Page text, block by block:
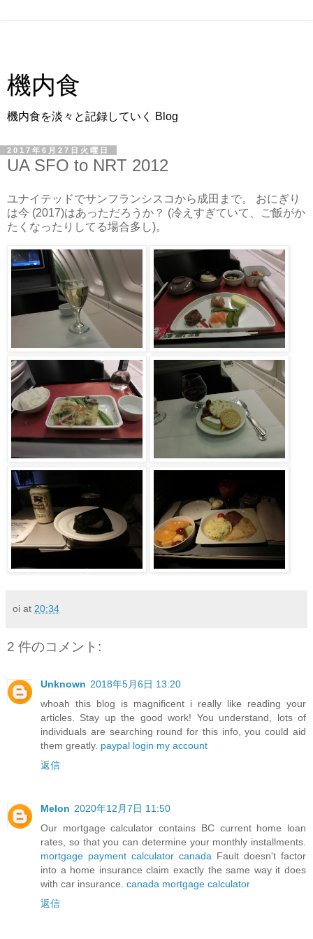
機内食
機内食を淡々と記録していく Blog
2017年6月27日火曜日
UA SFO to NRT 2012
ユナイテッドでサンフランシスコから成田まで。 おにぎり
は今 (2017)はあっただろうか？ (冷えすぎていて、ご飯がか
たくなったりしてる場合多し)。
oi at 20:34
2 件のコメント:
Unknown 2018年5月6日 13:20
whoah this blog is magnificent i really like reading your
articles. Stay up the good work! You understand, lots of
individuals are searching round for this info, you could aid
them greatly. paypal login my account
返信
Melon 2020年12月7日 11:50
Our mortgage calculator contains BC current home loan
rates, so that you can determine your monthly installments.
mortgage payment calculator canada Fault doesn't factor
into a home insurance claim exactly the same way it does
with car insurance. canada mortgage calculator
返信